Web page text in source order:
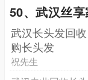
50、武汉丝
武汉长头发回
购长头发
祝先生